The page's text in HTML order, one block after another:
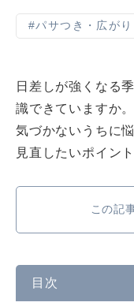
#パサつき・広がり
日差しが強くなる
識できていますか。
気づかないうちに
見直したいポイン
この記
目次